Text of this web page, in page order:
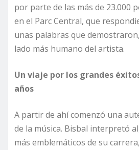
por parte de las más de 23.000
en el Parc Central, que
unas palabras que
lado más humano del artista.
Un viaje por los grandes
años
A partir de ahí comenzó una
de la música. Bisbal interpretó
más emblemáticos de su